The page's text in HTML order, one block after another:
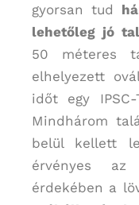
gyorsan tud
lehetőleg jó
50 méteres
elhelyezett
időt egy
Mindhárom
belül kellett
érvényes az
érdekében a